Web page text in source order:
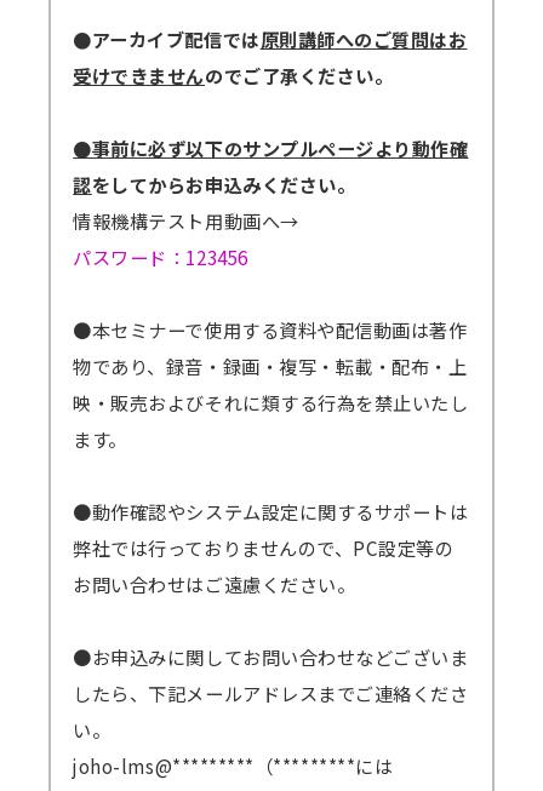
●アーカイブ配信では原則講師へのご質問はお
受けできませんのでご了承ください。
●事前に必ず以下のサンプルページより動作確
認をしてからお申込みください。
情報機構テスト用動画へ→
パスワード：123456
●本セミナーで使用する資料や配信動画は著作
物であり、録音・録画・複写・転載・配布・上
映・販売およびそれに類する行為を禁止いたし
ます。
●動作確認やシステム設定に関するサポートは
弊社では行っておりませんので、PC設定等の
お問い合わせはご遠慮ください。
●お申込みに関してお問い合わせなどございま
したら、下記メールアドレスまでご連絡くださ
い。
joho-lms@*********（*********には